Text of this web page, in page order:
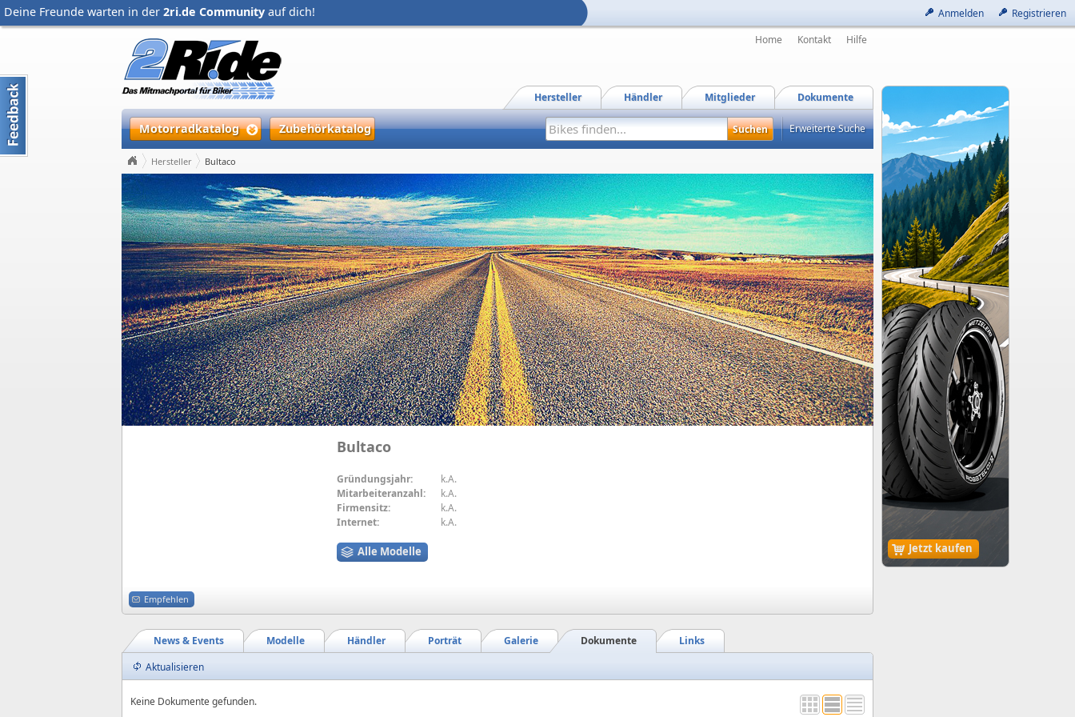
Anmelden Registrieren
Deine Freunde warten in der 2ri.de Community auf dich!
Jetzt kaufen
Home Kontakt Hilfe
Dokumente
Mitglieder
Händler
Hersteller
Motorradkatalog Zubehörkatalog Erweiterte Suche
Hersteller Bultaco
Bultaco
Gründungsjahr:
k.A.
Mitarbeiteranzahl:
k.A.
Firmensitz:
k.A.
Internet:
k.A.
Alle Modelle
Empfehlen
Links
Dokumente
Galerie
Porträt
Händler
Modelle
News & Events
Aktualisieren
Keine Dokumente gefunden.